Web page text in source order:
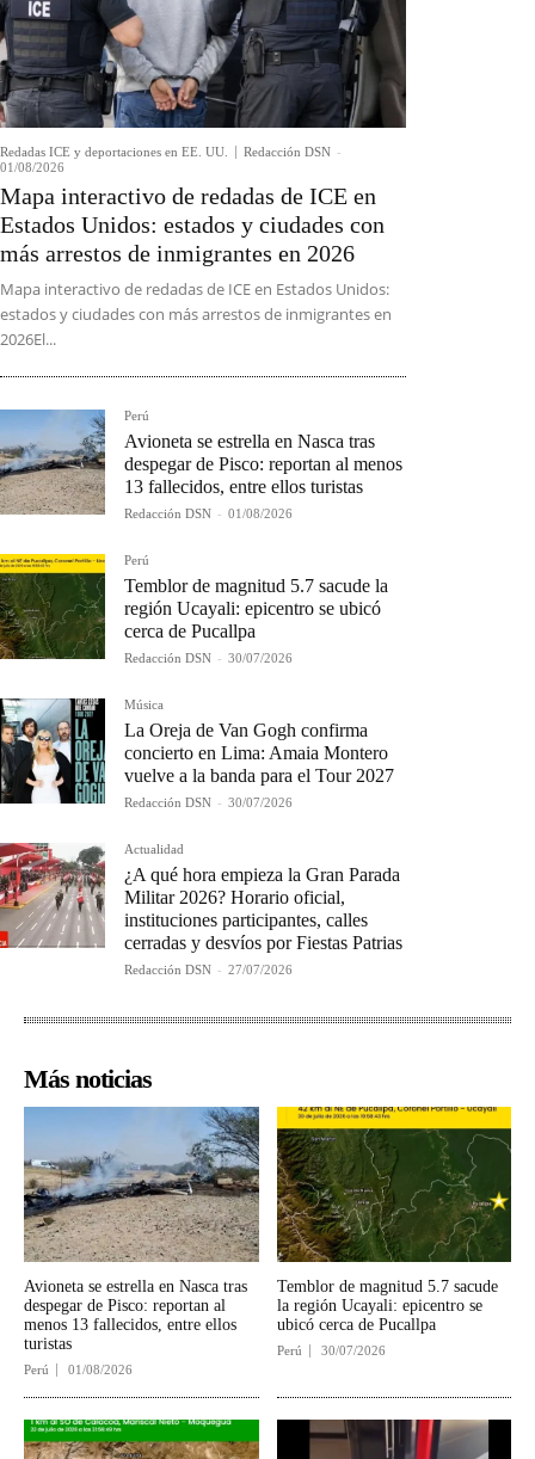
Redadas ICE y deportaciones en EE. UU. Redacción DSN -
01/08/2026
Mapa interactivo de redadas de ICE en
Estados Unidos: estados y ciudades con
más arrestos de inmigrantes en 2026
Mapa interactivo de redadas de ICE en Estados Unidos:
estados y ciudades con más arrestos de inmigrantes en
2026El...
Perú
Avioneta se estrella en Nasca tras
despegar de Pisco: reportan al menos
13 fallecidos, entre ellos turistas
Redacción DSN - 01/08/2026
Perú
Temblor de magnitud 5.7 sacude la
región Ucayali: epicentro se ubicó
cerca de Pucallpa
Redacción DSN - 30/07/2026
Música
La Oreja de Van Gogh confirma
concierto en Lima: Amaia Montero
vuelve a la banda para el Tour 2027
Redacción DSN - 30/07/2026
Actualidad
¿A qué hora empieza la Gran Parada
Militar 2026? Horario oficial,
instituciones participantes, calles
cerradas y desvíos por Fiestas Patrias
Redacción DSN - 27/07/2026
Más noticias
Avioneta se estrella en Nasca tras
despegar de Pisco: reportan al
menos 13 fallecidos, entre ellos
turistas
Perú 01/08/2026
Temblor de magnitud 5.7 sacude
la región Ucayali: epicentro se
ubicó cerca de Pucallpa
Perú 30/07/2026